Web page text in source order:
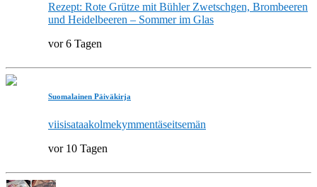
Rezept: Rote Grütze mit Bühler Zwetschgen, Brombeeren
und Heidelbeeren – Sommer im Glas
vor 6 Tagen
Suomalainen Päiväkirja
viisisataakolmekymmentäseitsemän
vor 10 Tagen